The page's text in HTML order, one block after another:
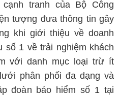
tranh của Bộ Công
tượng đưa thông tin gây
khi giới thiệu về doanh
số 1 về trải nghiệm khách
với danh mục loại trừ ít
phân phối đa dạng và
đoàn bảo hiểm số 1 tại